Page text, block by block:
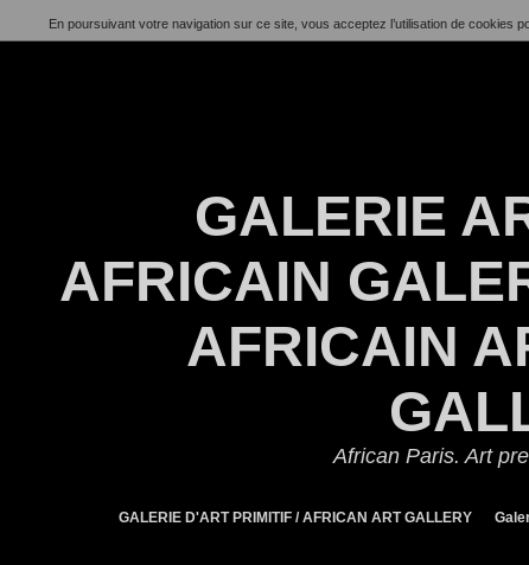
En poursuivant votre navigation sur ce site, vous acceptez l’utilisation de
GALERIE
AFRICAIN
AFRICAIN
African Paris. Art
GALERIE D'ART PRIMITIF / AFRICAN ART GALLERY